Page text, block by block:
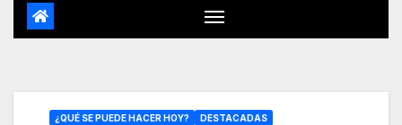
¿QUÉ SE PUEDE HACER HOY? DESTACADAS